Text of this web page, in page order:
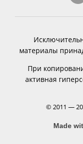
материалы
При
активная
© 2011 —
Made